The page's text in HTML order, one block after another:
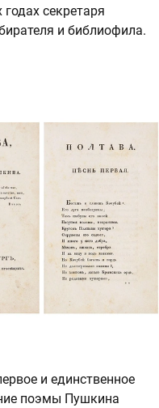
секретаря
и библиофила.
и единственное
поэмы Пушкина